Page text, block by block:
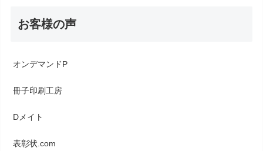
お客様の声
オンデマンドP
冊子印刷工房
Dメイト
表彰状.com